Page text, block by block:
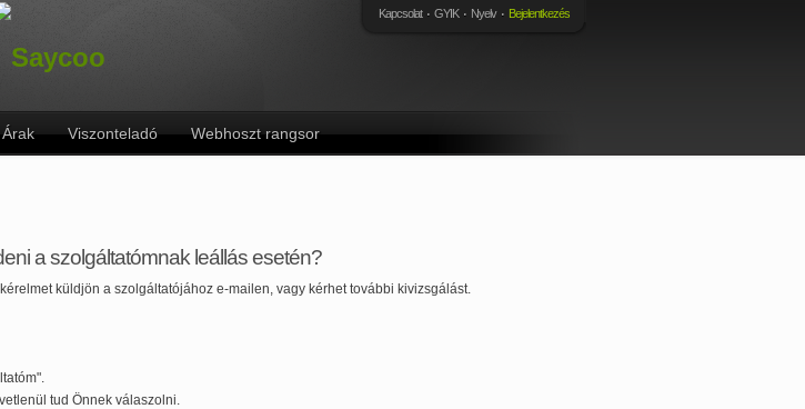
Kapcsolat GYIK Nyelv Bejelentkezés
Árak Viszonteladó Webhoszt rangsor
a szolgáltatómnak leállás esetén?
küldjön a szolgáltatójához e-mailen, vagy kérhet további kivizsgálást.
tud Önnek válaszolni.